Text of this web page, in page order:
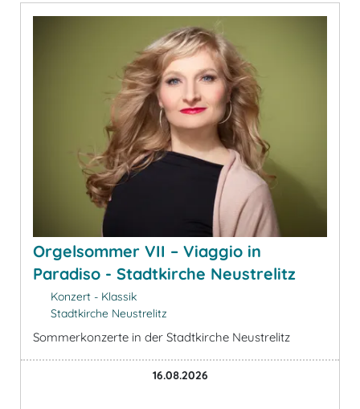
Orgelsommer VII – Viaggio in
Paradiso - Stadtkirche Neustrelitz
Konzert - Klassik
Stadtkirche Neustrelitz
Sommerkonzerte in der Stadtkirche Neustrelitz
16.08.2026